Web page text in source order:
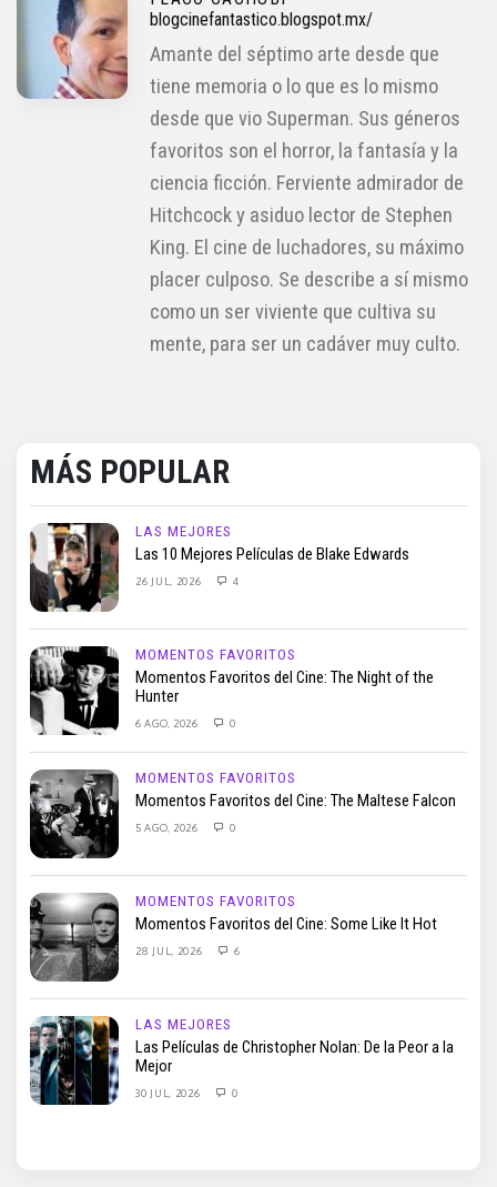
blogcinefantastico.blogspot.mx/
Amante del séptimo arte desde que
tiene memoria o lo que es lo mismo
desde que vio Superman. Sus géneros
favoritos son el horror, la fantasía y la
ciencia ficción. Ferviente admirador de
Hitchcock y asiduo lector de Stephen
King. El cine de luchadores, su máximo
placer culposo. Se describe a sí mismo
como un ser viviente que cultiva su
mente, para ser un cadáver muy culto.
MÁS POPULAR
LAS MEJORES
Las 10 Mejores Películas de Blake Edwards
26 JUL, 2026 4
MOMENTOS FAVORITOS
Momentos Favoritos del Cine: The Night of the
Hunter
6 AGO, 2026 0
MOMENTOS FAVORITOS
Momentos Favoritos del Cine: The Maltese Falcon
5 AGO, 2026 0
MOMENTOS FAVORITOS
Momentos Favoritos del Cine: Some Like It Hot
28 JUL, 2026 6
LAS MEJORES
Las Películas de Christopher Nolan: De la Peor a la
Mejor
30 JUL, 2026 0